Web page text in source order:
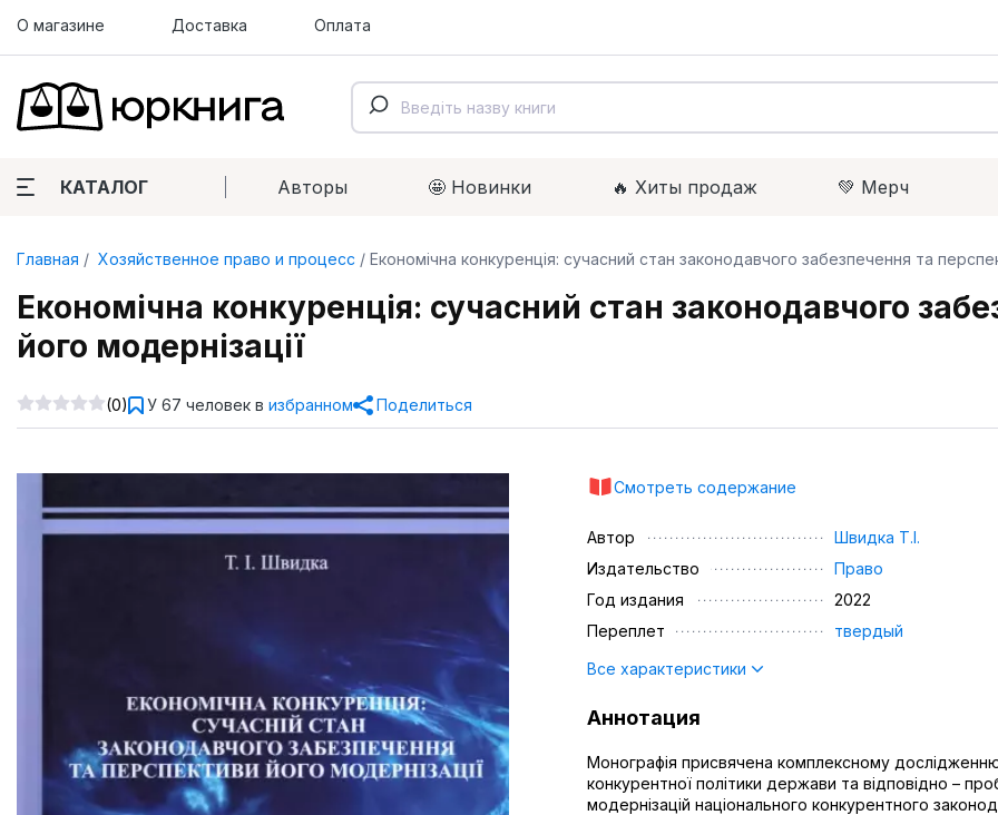
О магазине Доставка Оплата
КАТАЛОГ Авторы 🤩 Новинки 🔥 Xиты продаж 💚 Мерч
Главная Хозяйственное право и процесс Економічна конкуренція: сучасний стан законодавчого забезпечення та
Економічна конкуренція: сучасний стан законодавчого
його модернізації
(0) У 67 человек в избранном Поделиться
Смотреть содержание
Автор
Швидка Т.І.
Издательство
Право
Год издания
2022
Переплет
твердый
Все характеристики
Аннотация
Монографія присвячена комплексному
конкурентної політики держави та відповідно –
модернізацій національного конкурентного